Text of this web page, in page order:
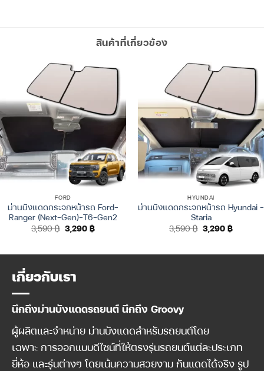
สินค้าที่เกี่ยวข้อง
FORD
ม่านบังแดดกระจกหน้ารถ Ford-
Ranger (Next-Gen)-T6-Gen2
3,590฿ Original
price
3,290฿Current
price
HYUNDAI
ม่านบังแดดกระจกหน้ารถ Hyundai –
Staria
3,590฿ Original
price
3,290฿Current
price
เกี่ยวกับเรา
นึกถึงม่านบังแดดรถยนต์ นึกถึง Groovy
ผู้ผลิตและจำหน่าย ม่านบังแดดสำหรับรถยนต์โดย
เฉพาะ การออกแบบดีไซน์ที่ให้ตรงรุ่นรถยนต์แต่ละประเภท
ยี่ห้อ และรุ่นต่างๆ โดยเน้นความสวยงาม กันแดดได้จริง รูป